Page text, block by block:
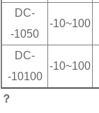
DC-
-1050
-10~100
DC-
-10100
-10~100
？